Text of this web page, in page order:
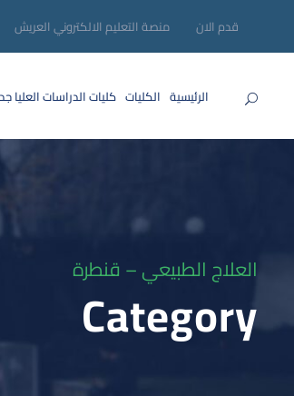
قدم الان منصة التعليم الالكتروني العريش
الرئيسية الكليات كليات الدراسات العليا
العلاج الطبيعي – قنطرة
Category